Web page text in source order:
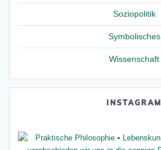
Soziopolitik
Symbolisches
Wissenschaft
INSTAGRAM